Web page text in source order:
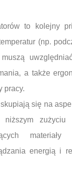
to kolejny
(np.
a także
pracy.
się na
zużyciu
energią i